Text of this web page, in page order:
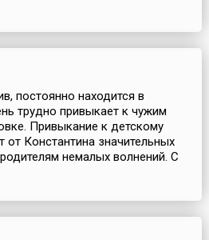
постоянно находится в
трудно привыкает к чужим
Привыкание к детскому
от Константина значительных
немалых волнений. С